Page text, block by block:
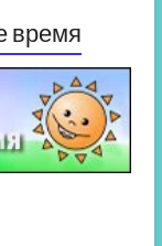
время